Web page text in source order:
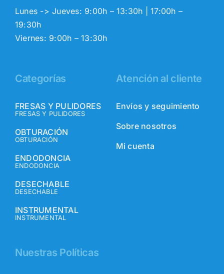
Lunes -> Jueves: 9:00h – 13:30h | 17:00h –
19:30h
Viernes: 9:00h – 13:30h
Categorías
FRESAS Y PULIDORES
FRESAS Y PULIDORES
OBTURACIÓN
OBTURACIÓN
ENDODONCIA
ENDODONCIA
DESECHABLE
DESECHABLE
INSTRUMENTAL
INSTRUMENTAL
Atención al cliente
Envíos y seguimiento
Sobre nosotros
Mi cuenta
Nuestras Políticas